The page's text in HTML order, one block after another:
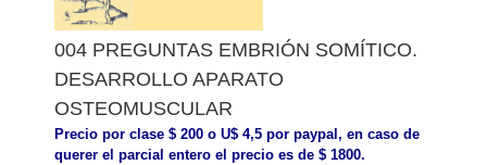
004 PREGUNTAS EMBRIÓN SOMÍTICO.
DESARROLLO APARATO
OSTEOMUSCULAR
Precio por clase $ 200 o U$ 4,5 por paypal, en caso de
querer el parcial entero el precio es de $ 1800.